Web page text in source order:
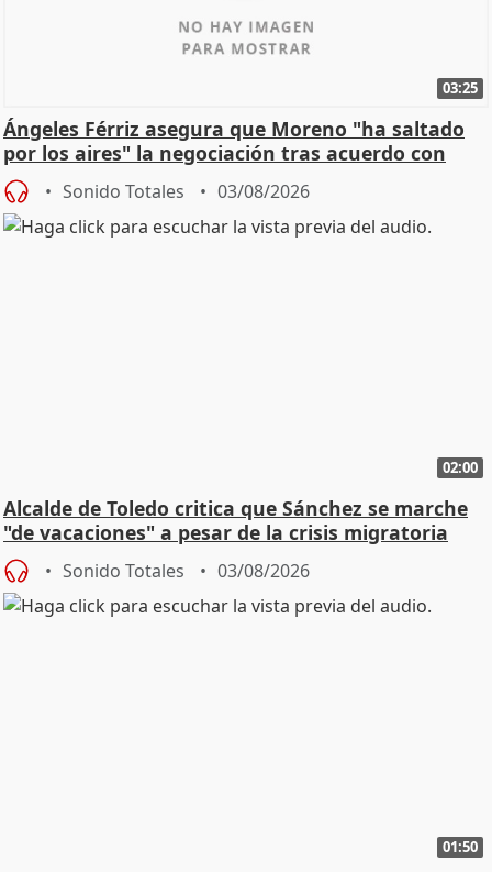
03:25
Ángeles Férriz asegura que Moreno "ha saltado
por los aires" la negociación tras acuerdo con
SMA
Sonido Totales 03/08/2026
02:00
Alcalde de Toledo critica que Sánchez se marche
"de vacaciones" a pesar de la crisis migratoria
Sonido Totales 03/08/2026
01:50